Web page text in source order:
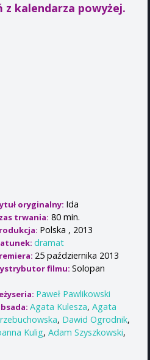
z kalendarza powyżej.
oryginalny: Ida
trwania: 80 min.
Polska , 2013
dramat
25 października 2013
filmu: Solopan
Paweł Pawlikowski
Agata Kulesza, Agata
, Dawid Ogrodnik,
Kulig, Adam Szyszkowski,